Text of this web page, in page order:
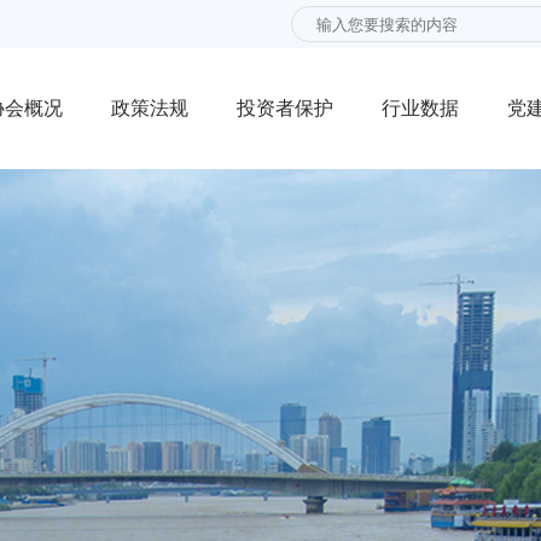
会概况 政策法规 投资者保护 行业数据 党